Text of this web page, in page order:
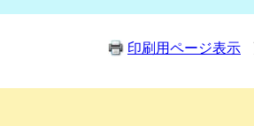
印刷用ページ表示